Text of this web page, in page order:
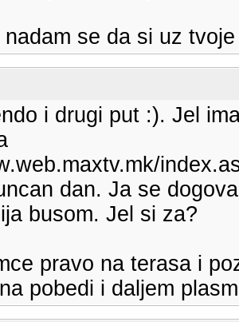
se da si uz
i drugi put :). Jel
dan. Ja se
busom. Jel si za?
pravo na terasa i
pobedi i daljem